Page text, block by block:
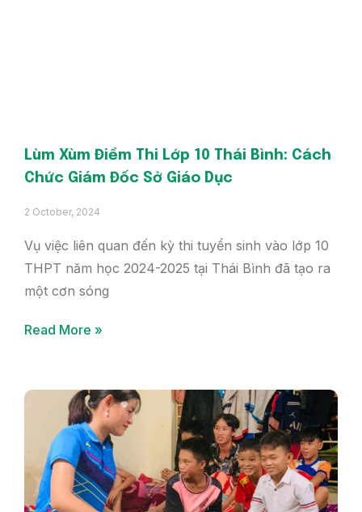
Lùm Xùm Điểm Thi Lớp 10 Thái Bình: Cách
Chức Giám Đốc Sở Giáo Dục
2 October, 2024
Vụ việc liên quan đến kỳ thi tuyển sinh vào lớp 10
THPT năm học 2024-2025 tại Thái Bình đã tạo ra
một cơn sóng
Read More »